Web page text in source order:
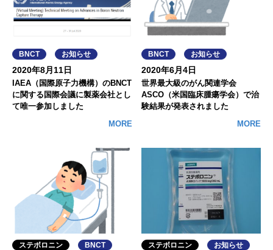
BNCT お知らせ
2020年8月11日
IAEA（国際原子力機構）のBNCT
に関する国際会議に製薬会社とし
て唯一参加しました
MORE
BNCT お知らせ
2020年6月4日
世界最大級のがん関連学会
ASCO（米国臨床腫瘍学会）で治
験結果が発表されました
MORE
ステボロニン
BNCT
ステボロニン お知らせ